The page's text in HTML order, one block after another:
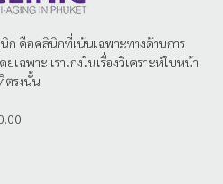
ก คือคลินิกที่เน้นเฉพาะทางด้านการ
เฉพาะ เราเก่งในเรื่องวิเคราะห์ใบหน้า
ตรงนั้น